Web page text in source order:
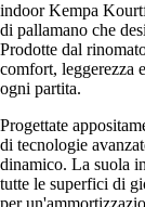
indoor Kempa
di pallamano che
Prodotte dal
comfort, leggerezza
ogni partita.
Progettate
di tecnologie
dinamico. La suola
tutte le superfici di